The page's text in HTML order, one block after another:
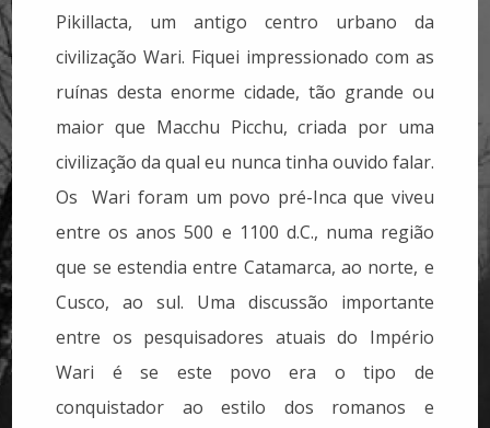
Pikillacta, um antigo centro urbano da
civilização Wari. Fiquei impressionado com as
ruínas desta enorme cidade, tão grande ou
maior que Macchu Picchu, criada por uma
civilização da qual eu nunca tinha ouvido falar.
Os Wari foram um povo pré-Inca que viveu
entre os anos 500 e 1100 d.C., numa região
que se estendia entre Catamarca, ao norte, e
Cusco, ao sul. Uma discussão importante
entre os pesquisadores atuais do Império
Wari é se este povo era o tipo de
conquistador ao estilo dos romanos e